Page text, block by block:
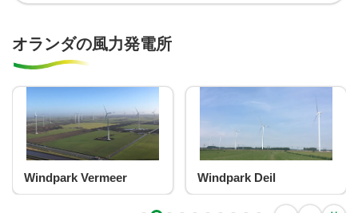
オランダの風力発電所
Windpark Vermeer Windpark Deil